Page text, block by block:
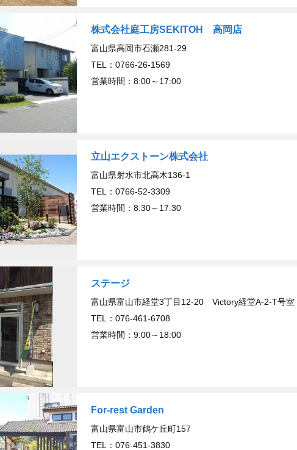
株式会社庭工房SEKITOH 高岡店
富山県高岡市石瀬281-29
TEL：0766-26-1569
営業時間：8:00～17:00
立山エクストーン株式会社
富山県射水市北高木136-1
TEL：0766-52-3309
営業時間：8:30～17:30
ステージ
富山県富山市経堂3丁目12-20 Victory経堂A-2-T号室
TEL：076-461-6708
営業時間：9:00～18:00
For-rest Garden
富山県富山市鶴ケ丘町157
TEL：076-451-3830